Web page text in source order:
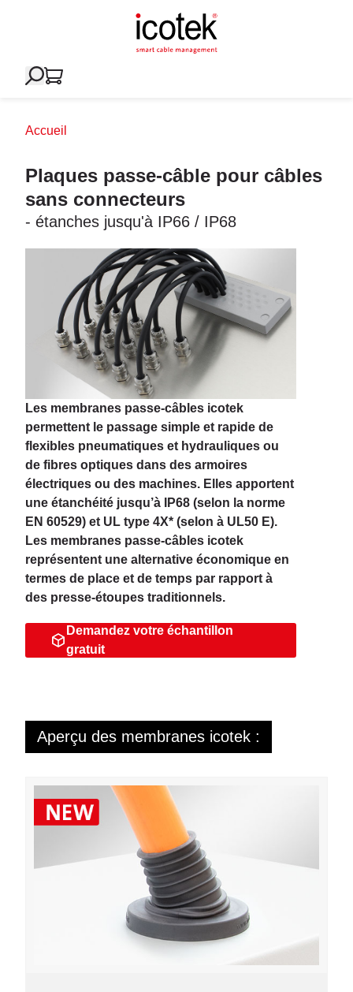
Accueil
Plaques passe-câble pour câbles
sans connecteurs
- étanches jusqu'à IP66 / IP68
Les membranes passe-câbles icotek
permettent le passage simple et rapide de
flexibles pneumatiques et hydrauliques ou
de fibres optiques dans des armoires
électriques ou des machines. Elles apportent
une étanchéité jusqu’à IP68 (selon la norme
EN 60529) et UL type 4X* (selon à UL50 E).
Les membranes passe-câbles icotek
représentent une alternative économique en
termes de place et de temps par rapport à
des presse-étoupes traditionnels.
Demandez votre échantillon
gratuit
Aperçu des membranes icotek :